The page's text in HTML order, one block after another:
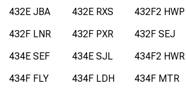
432E JBA
432E RXS 432F2 HWP
432F LNR
432F PXR 432F SEJ
434E SEF
434E SJL 434F2 HWR
434F FLY
434F LDH 434F MTR